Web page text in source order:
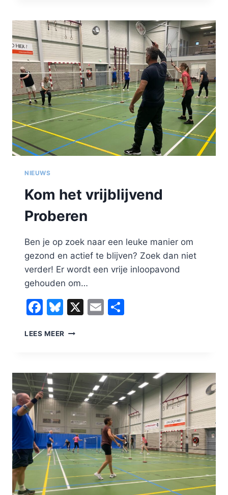
NIEUWS
Kom het vrijblijvend
Proberen
Ben je op zoek naar een leuke manier om
gezond en actief te blijven? Zoek dan niet
verder! Er wordt een vrije inloopavond
gehouden om…
Facebook
Bluesky
X Email
LEES MEER KOM